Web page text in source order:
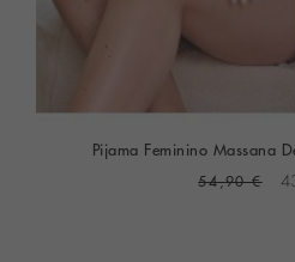
Pijama Feminino Massana
54,90 €